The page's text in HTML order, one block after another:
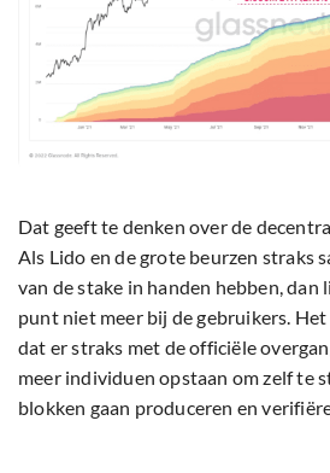
Dat geeft te denken over de
Als Lido en de grote beurzen straks
van de stake in handen hebben,
punt niet meer bij de gebruikers.
dat er straks met de officiële
meer individuen opstaan om zelf te
blokken gaan produceren en